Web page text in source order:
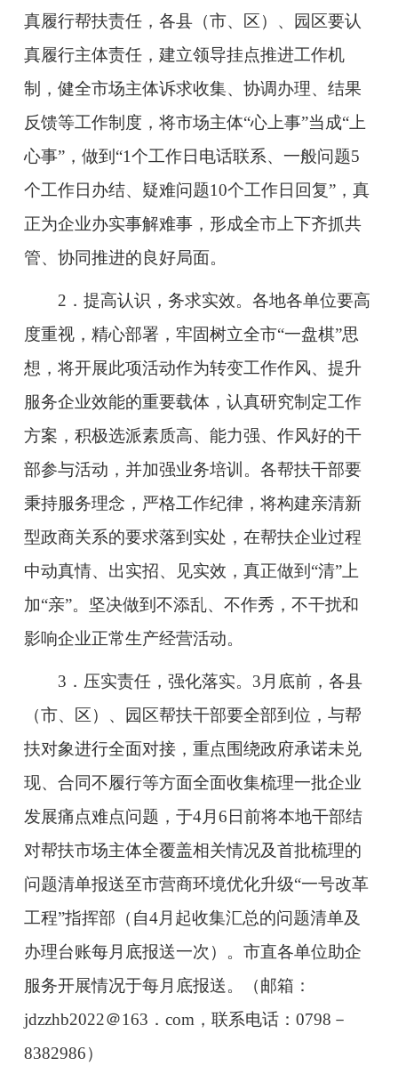
真履行帮扶责任，各县（市、区）、园区要认
真履行主体责任，建立领导挂点推进工作机
制，健全市场主体诉求收集、协调办理、结果
反馈等工作制度，将市场主体“心上事”当成“上
心事”，做到“1个工作日电话联系、一般问题5
个工作日办结、疑难问题10个工作日回复”，真
正为企业办实事解难事，形成全市上下齐抓共
管、协同推进的良好局面。
2．提高认识，务求实效。各地各单位要高
度重视，精心部署，牢固树立全市“一盘棋”思
想，将开展此项活动作为转变工作作风、提升
服务企业效能的重要载体，认真研究制定工作
方案，积极选派素质高、能力强、作风好的干
部参与活动，并加强业务培训。各帮扶干部要
秉持服务理念，严格工作纪律，将构建亲清新
型政商关系的要求落到实处，在帮扶企业过程
中动真情、出实招、见实效，真正做到“清”上
加“亲”。坚决做到不添乱、不作秀，不干扰和
影响企业正常生产经营活动。
3．压实责任，强化落实。3月底前，各县
（市、区）、园区帮扶干部要全部到位，与帮
扶对象进行全面对接，重点围绕政府承诺未兑
现、合同不履行等方面全面收集梳理一批企业
发展痛点难点问题，于4月6日前将本地干部结
对帮扶市场主体全覆盖相关情况及首批梳理的
问题清单报送至市营商环境优化升级“一号改革
工程”指挥部（自4月起收集汇总的问题清单及
办理台账每月底报送一次）。市直各单位助企
服务开展情况于每月底报送。（邮箱：
jdzzhb2022＠163．com，联系电话：0798－
8382986）